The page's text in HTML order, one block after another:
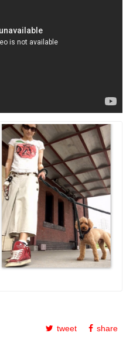
tweet share